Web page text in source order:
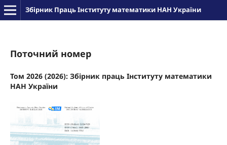
Збірник Праць Інституту математики НАН України
Поточний номер
Том 2026 (2026): Збірник праць Інституту математики
НАН України